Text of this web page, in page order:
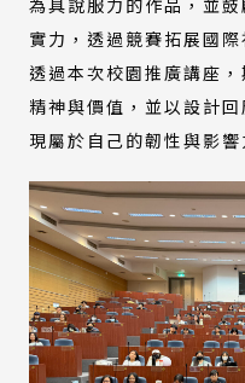
實力，透過競賽拓展國
透過本次校園推廣講座
精神與價值，並以設計
現屬於自己的韌性與影響